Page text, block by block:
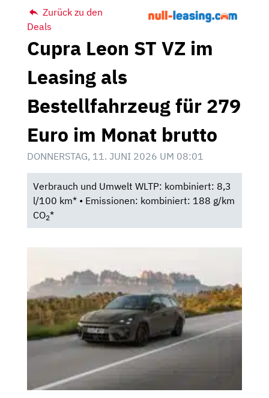
Zurück zu den
Deals
Cupra Leon ST VZ im
Leasing als
Bestellfahrzeug für 279
Euro im Monat brutto
DONNERSTAG, 11. JUNI 2026 UM 08:01
Verbrauch und Umwelt WLTP: kombiniert: 8,3
l/100 km* • Emissionen: kombiniert: 188 g/km
CO2*